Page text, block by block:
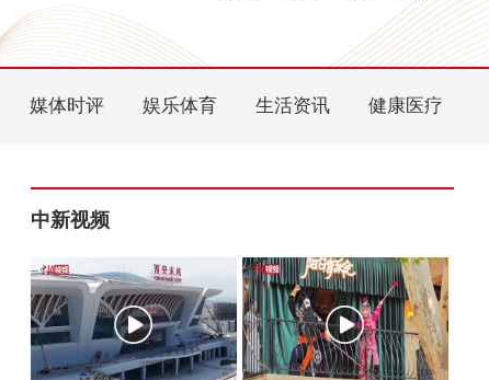
媒体时评 娱乐体育 生活资讯 健康医疗
中新视频